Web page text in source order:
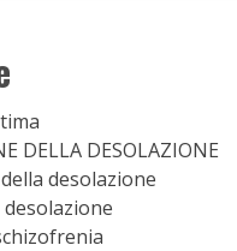
DELLA DESOLAZIONE
desolazione